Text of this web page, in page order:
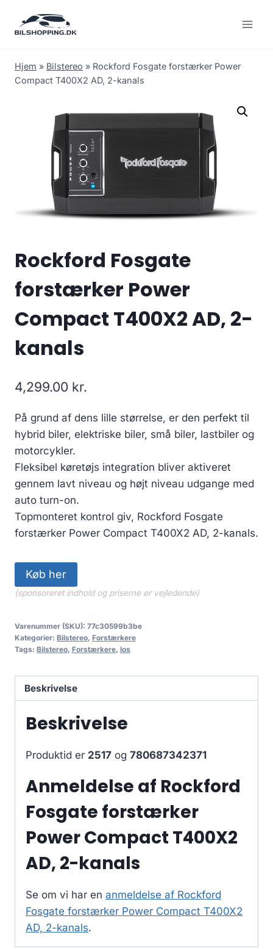
Hjem » Bilstereo » Rockford Fosgate forstærker Power
Compact T400X2 AD, 2-kanals
Rockford Fosgate
forstærker Power
Compact T400X2 AD, 2-
kanals
4,299.00 kr.
På grund af dens lille størrelse, er den perfekt til
hybrid biler, elektriske biler, små biler, lastbiler og
motorcykler.
Fleksibel køretøjs integration bliver aktiveret
gennem lavt niveau og højt niveau udgange med
auto turn-on.
Topmonteret kontrol giv, Rockford Fosgate
forstærker Power Compact T400X2 AD, 2-kanals.
Køb her
(sponsoreret indhold og priserne er vejledende)
Varenummer (SKU): 77c30599b3be
Kategorier: Bilstereo, Forstærkere
Tags: Bilstereo, Forstærkere, los
Beskrivelse
Beskrivelse
Produktid er 2517 og 780687342371
Anmeldelse af Rockford
Fosgate forstærker
Power Compact T400X2
AD, 2-kanals
Se om vi har en anmeldelse af Rockford
Fosgate forstærker Power Compact T400X2
AD, 2-kanals.